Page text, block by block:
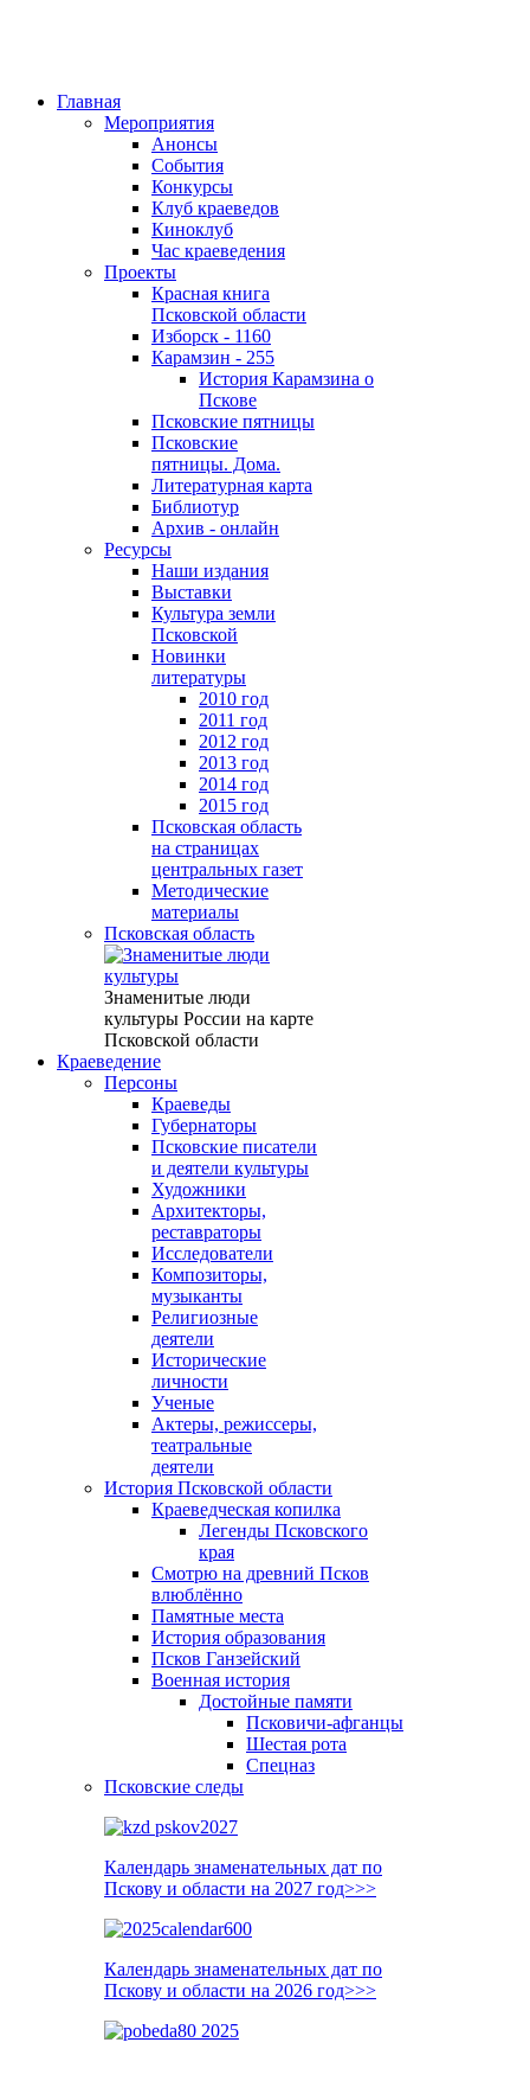
Главная
Мероприятия
Анонсы
События
Конкурсы
Клуб краеведов
Киноклуб
Час краеведения
Проекты
Красная книга
Псковской области
Изборск - 1160
Карамзин - 255
История Карамзина о
Пскове
Псковские пятницы
Псковские
пятницы. Дома.
Литературная карта
Библиотур
Архив - онлайн
Ресурсы
Наши издания
Выставки
Культура земли
Псковской
Новинки
литературы
2010 год
2011 год
2012 год
2013 год
2014 год
2015 год
Псковская область
на страницах
центральных газет
Методические
материалы
Псковская область
Знаменитые люди
культуры России на карте
Псковской области
Краеведение
Персоны
Краеведы
Губернаторы
Псковские писатели
и деятели культуры
Художники
Архитекторы,
реставраторы
Исследователи
Композиторы,
музыканты
Религиозные
деятели
Исторические
личности
Ученые
Актеры, режиссеры,
театральные
деятели
История Псковской области
Краеведческая копилка
Легенды Псковского
края
Смотрю на древний Псков
влюблённо
Памятные места
История образования
Псков Ганзейский
Военная история
Достойные памяти
Псковичи-афганцы
Шестая рота
Спецназ
Псковские следы
Календарь знаменательных дат по
Пскову и области на 2027 год>>>
Календарь знаменательных дат по
Пскову и области на 2026 год>>>